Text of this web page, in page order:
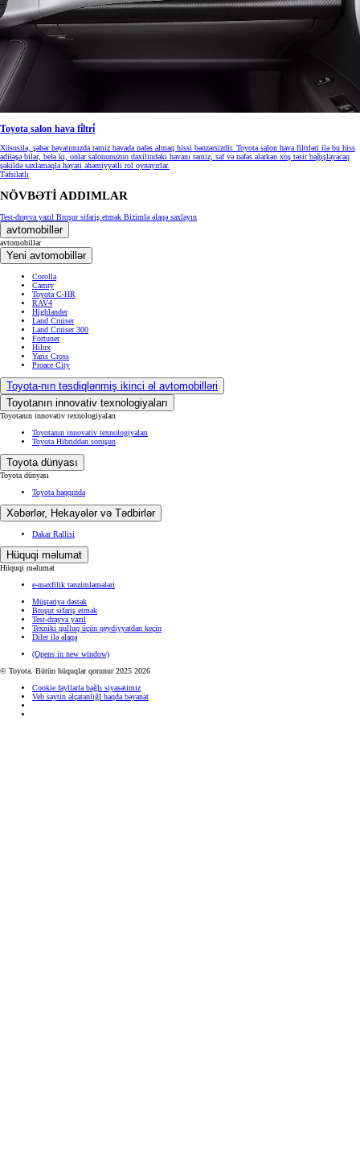
Toyota salon hava fi̇ltri̇
Xüsusilə, şəhər həyatımızda təmiz havada nəfəs almaq hissi bənzərsizdir. Toyota salon hava filtrləri ilə bu hiss
adiləşə bilər, belə ki, onlar salonunuzun daxilindəki havanı təmiz, saf və nəfəs alarkən xoş təsir bağışlayacaq
şəkildə saxlamaqla həyati əhəmiyyətli rol oynayırlar.
Təfsilatlı
NÖVBƏTİ ADDIMLAR
Test-drayva yazıl Broşur sifariş etmək Bizimlə əlaqə saxlayın
avtomobillər
avtomobillər
Yeni avtomobillər
Corolla
Camry
Toyota C-HR
RAV4
Highlander
Land Cruiser
Land Cruiser 300
Fortuner
Hilux
Yaris Cross
Proace City
Toyota-nın təsdiqlənmiş ikinci əl avtomobilləri
Toyotanın innovativ texnologiyaları
Toyotanın innovativ texnologiyaları
Toyotanın innovativ texnologiyaları
Toyota Hibriddən soruşun
Toyota dünyası
Toyota dünyası
Toyota haqqında
Xəbərlər, Hekayələr və Tədbirlər
Dakar Rallisi
Hüquqi məlumat
Hüquqi məlumat
e-məxfilik tənzimləmələri
Müştəriyə dəstək
Broşur sifariş etmək
Test-drayva yazıl
Texniki qulluq üçün qeydiyyatdan keçin
Diler ilə əlaqə
(Opens in new window)
© Toyota. Bütün hüquqlar qorunur 2025 2026
Cookie fayllarla bağlı siyasətimiz
Veb saytin əlçatanliğI haqda bəyanat